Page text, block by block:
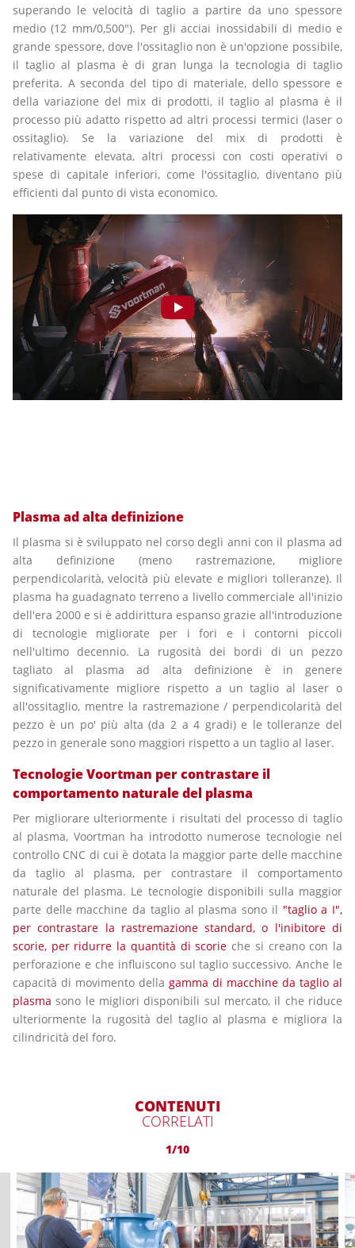
superando le velocità di taglio a partire da uno spessore
medio (12 mm/0,500"). Per gli acciai inossidabili di medio e
grande spessore, dove l'ossitaglio non è un'opzione possibile,
il taglio al plasma è di gran lunga la tecnologia di taglio
preferita. A seconda del tipo di materiale, dello spessore e
della variazione del mix di prodotti, il taglio al plasma è il
processo più adatto rispetto ad altri processi termici (laser o
ossitaglio). Se la variazione del mix di prodotti è
relativamente elevata, altri processi con costi operativi o
spese di capitale inferiori, come l'ossitaglio, diventano più
efficienti dal punto di vista economico.
Plasma ad alta definizione
Il plasma si è sviluppato nel corso degli anni con il plasma ad
alta definizione (meno rastremazione, migliore
perpendicolarità, velocità più elevate e migliori tolleranze). Il
plasma ha guadagnato terreno a livello commerciale all'inizio
dell'era 2000 e si è addirittura espanso grazie all'introduzione
di tecnologie migliorate per i fori e i contorni piccoli
nell'ultimo decennio. La rugosità dei bordi di un pezzo
tagliato al plasma ad alta definizione è in genere
significativamente migliore rispetto a un taglio al laser o
all'ossitaglio, mentre la rastremazione / perpendicolarità del
pezzo è un po' più alta (da 2 a 4 gradi) e le tolleranze del
pezzo in generale sono maggiori rispetto a un taglio al laser.
Tecnologie Voortman per contrastare il
comportamento naturale del plasma
Per migliorare ulteriormente i risultati del processo di taglio
al plasma, Voortman ha introdotto numerose tecnologie nel
controllo CNC di cui è dotata la maggior parte delle macchine
da taglio al plasma, per contrastare il comportamento
naturale del plasma. Le tecnologie disponibili sulla maggior
parte delle macchine da taglio al plasma sono il "taglio a I",
per contrastare la rastremazione standard, o l'inibitore di
scorie, per ridurre la quantità di scorie che si creano con la
perforazione e che influiscono sul taglio successivo. Anche le
capacità di movimento della gamma di macchine da taglio al
plasma sono le migliori disponibili sul mercato, il che riduce
ulteriormente la rugosità del taglio al plasma e migliora la
cilindricità del foro.
CONTENUTI
CORRELATI
1/10